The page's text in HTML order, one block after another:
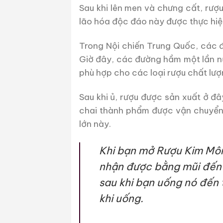
Sau khi lên men và chưng cất,
lão hóa độc đáo này được thực
Trong Nội chiến Trung Quốc,
Giờ đây, các đường hầm một lần
phù hợp cho các loại rượu chất
Sau khi ủ, rượu được sản xuất ở
chai thành phẩm được vận
lớn này.
Khi bạn mở Rượu Kim
nhận được bằng mũi
sau khi bạn uống nó
khi uống.